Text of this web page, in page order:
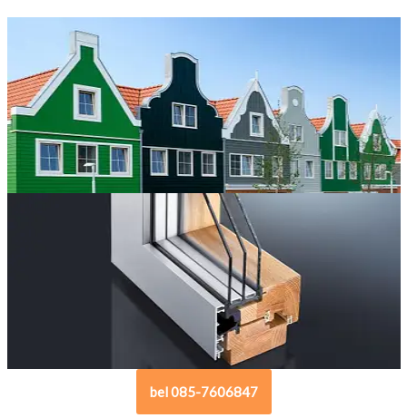
bel 085-7606847